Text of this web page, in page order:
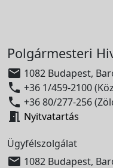
Polgármesteri
 1082 Budapest,
 +36 1/459-2100
 +36 80/277-256
 Nyitvatartás
Ügyfélszolgálat
 1082 Budapest,